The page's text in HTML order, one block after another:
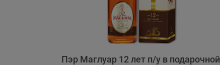
Пэр Маглуар 12 лет п/у в подарочной